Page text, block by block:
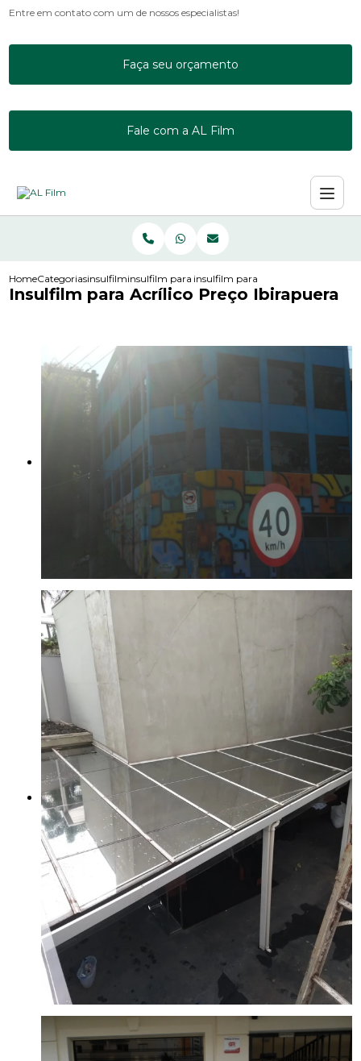
Entre em contato com um de nossos especialistas!
Faça seu orçamento
Fale com a AL Film
HomeCategoriasinsulfilminsulfilm para janela residencial
insulfilm para acrilico preco
Insulfilm para Acrílico Preço Ibirapuera